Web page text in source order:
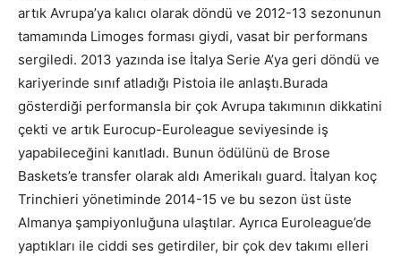
artık Avrupa’ya kalıcı olarak döndü ve 2012-13 sezonunun
tamamında Limoges forması giydi, vasat bir performans
sergiledi. 2013 yazında ise İtalya Serie A’ya geri döndü ve
kariyerinde sınıf atladığı Pistoia ile anlaştı.Burada
gösterdiği performansla bir çok Avrupa takımının dikkatini
çekti ve artık Eurocup-Euroleague seviyesinde iş
yapabileceğini kanıtladı. Bunun ödülünü de Brose
Baskets’e transfer olarak aldı Amerikalı guard. İtalyan koç
Trinchieri yönetiminde 2014-15 ve bu sezon üst üste
Almanya şampiyonluğuna ulaştılar. Ayrıca Euroleague’de
yaptıkları ile ciddi ses getirdiler, bir çok dev takımı elleri